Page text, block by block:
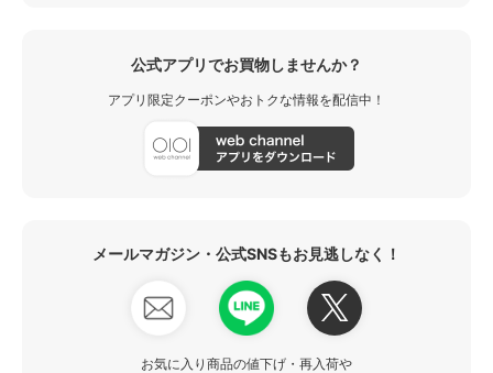
公式アプリでお買物しませんか？
アプリ限定クーポンやおトクな情報を配信中！
メールマガジン・公式SNSもお見逃しなく！
お気に入り商品の値下げ・再入荷や